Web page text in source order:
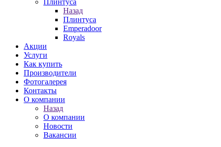
Плинтуса
Назад
Плинтуса
Emperadoor
Royals
Акции
Услуги
Как купить
Производители
Фотогалерея
Контакты
О компании
Назад
О компании
Новости
Вакансии